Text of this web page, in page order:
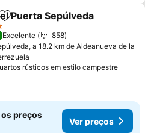
Adicionar aos favoritos
Puerta Sepúlveda
Excelente
858
a 18.2 km de Aldeanueva de la
rústicos em estilo campestreVer
os preços
Ver preços